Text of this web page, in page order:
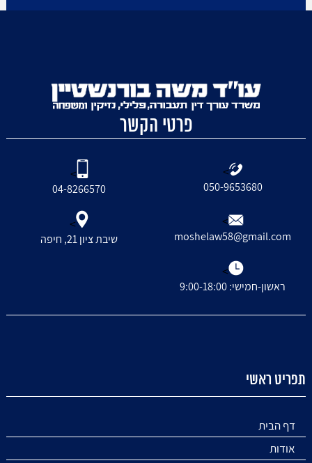
פרטי הקשר
>
050-9653680
>
04-8266570
>
moshelaw58@gmail.com
>
שיבת ציון 21, חיפה
>
ראשון-חמישי: 9:00-18:00
תפריט ראשי
דף הבית
אודות